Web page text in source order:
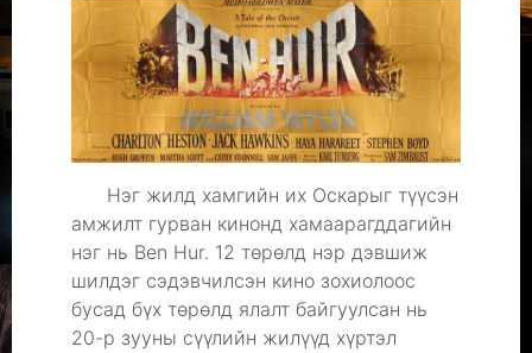
Нэг жилд хамгийн их Оскарыг түүсэн
амжилт гурван кинонд хамаарагддагийн
нэг нь Ben Hur. 12 төрөлд нэр дэвшиж
шилдэг сэдэвчилсэн кино зохиолоос
бусад бүх төрөлд ялалт байгуулсан нь
20-р зууны сүүлийн жилүүд хүртэл